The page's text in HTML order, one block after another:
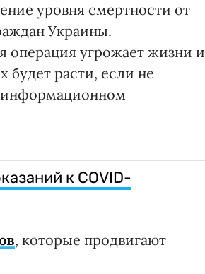
уровня смертности от
Украины.
операция угрожает жизни и
будет расти, если не
информационном
к COVID-
, которые продвигают